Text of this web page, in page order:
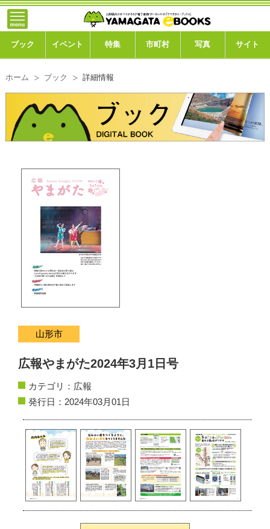
ブック イベント 特集 市町村 写真 サイト
ホーム ブック 詳細情報
山形市
広報やまがた2024年3月1日号
カテゴリ： 広報
発行日：2024年03月01日
トップ
ブック
市町村
このサイトについて
ご利用ガイド
よくある質問
サイトマップ
個人情報保護方針
動作環境
リンク集
}; -->